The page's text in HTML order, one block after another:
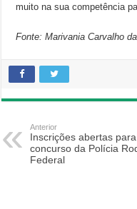
muito na sua competência
Fonte: Marivania Carvalho
Anterior
Inscrições abertas
concurso da Polícia
Federal